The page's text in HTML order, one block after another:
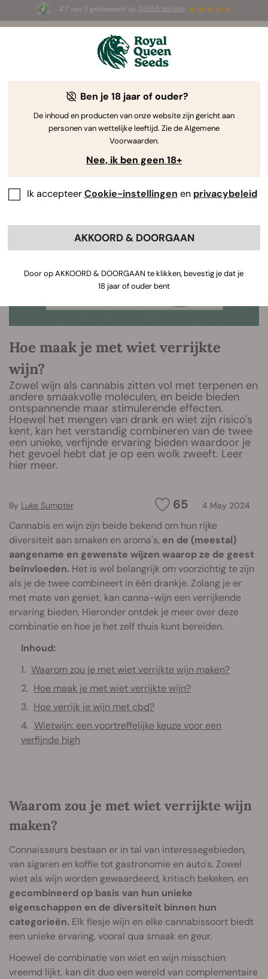
4.7 van 5 gebaseerd op 58653 reviews
☀️ Summer Sales: tot wel 50% korting
op geselecteerde producten! ⏤
The RQS Blog
Cannabis Lifestyle Blogs
Hoe maak je met wiet verrijkte
wijn?
Zowel wijn als cannabis zitten vol met terpenen en
andere smaakvolle moleculen, en beide bieden
ontspannende maar stimulerende effecten.
Hoewel het mengen van drank en wiet zijn risico's
kent, kan het verstandig combineren van de twee
een unieke, verfijnde ervaring bieden waardoor je
het gevoel hebt dat je op een wolk zweeft. Leer
hier meer.
65 4 May 2024
By Luke Sumpter
Cannabis en wijn zijn beide bekend om hun rijke
diversiteit aan smaken en aroma's, en de (meestal)
aangename en gewenste wijzen waarop ze de geest
beïnvloeden. Het is wel belangrijk om voorzichtig te zijn
als je de twee combineert in één drankje. Zolang je er
met mate van geniet, kan canna-wijn een verrijkende
ervaring bieden. Hieronder ontdek je meer over deze
combinatie en hoe je het zelf thuis kunt bereiden.
Inhoud:
Waarom zou je met wiet verrijkte wijn maken?
Hoe maak je met wiet verrijkte wijn?
Hoe verrijk je wijn met cbd?
Wietwijn: een voortreffelijke keuze voor een
verfijnde high
Waarom zou je met wiet verrijkte wijn
maken?
Connaisseurs bestaan er in tal van interessegebieden,
van sigaren en koffie tot gastronomie en auto's. Zowel
wiet als wijn worden gewaardeerd, kritisch bekeken, en
gecombineerd op basis van hun unieke
eigenschappen en de diversiteit binnen hun
categorieën. Elk flesje wijn en elke cannabissoort biedt
een unieke ervaring, vooral qua smaak en geur.
Hoewel de combinatie van wiet en wijn misschien
vreemd lijkt, kan dit duo een wereld van complementaire
Ben je 18 jaar of ouder?
De inhoud en producten van onze website zijn gericht aan
personen van wettelijke leeftijd. Zie de Algemene
Voorwaarden.
Nee, ik ben geen 18+
Ik accepteerCookie-instellingen en privacybeleid
AKKOORD & DOORGAAN
Door op AKKOORD & DOORGAAN te klikken, bevestig je dat je
18 jaar of ouder bent